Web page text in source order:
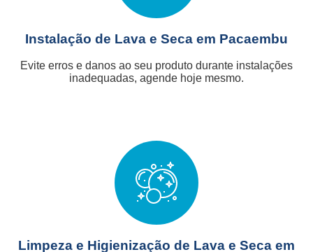
Instalação de Lava e Seca em Pacaembu
Evite erros e danos ao seu produto durante instalações
inadequadas, agende hoje mesmo.
Limpeza e Higienização de Lava e Seca em